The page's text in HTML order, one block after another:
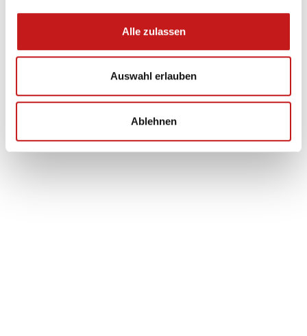
Alle zulassen
Auswahl erlauben
Ablehnen